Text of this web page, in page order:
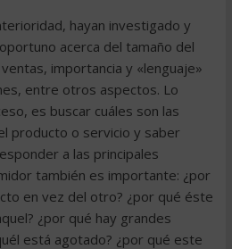
hayan investigado y
acerca del tamaño del
importancia y «lenguaje»
entre otros aspectos. Lo
es buscar cuáles son las
producto o servicio y saber
a las principales
también es importante: ¿por
en vez del otro? ¿por qué éste
¿por qué hay grandes
está agotado? ¿por qué este